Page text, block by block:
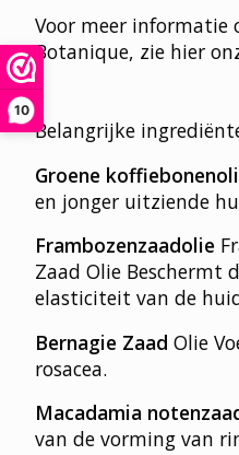
10
Voor meer informatie
Botanique, zie hier
Belangrijke
Groene
en jonger uitziende
Frambozenzaadolie
Zaad Olie Beschermt
elasticiteit van de
Bernagie Zaad Olie
rosacea.
Macadamia
van de vorming van